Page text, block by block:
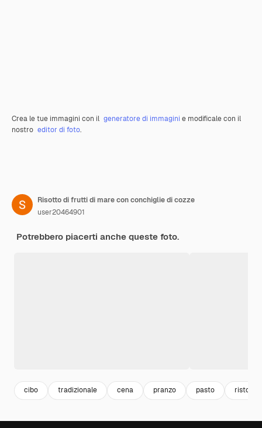
Crea le tue immagini con il generatore di immagini e modificale con il
nostro editor di foto.
Risotto di frutti di mare con conchiglie di cozze
user20464901
Potrebbero piacerti anche queste foto.
cibo tradizionale cena pranzo pasto